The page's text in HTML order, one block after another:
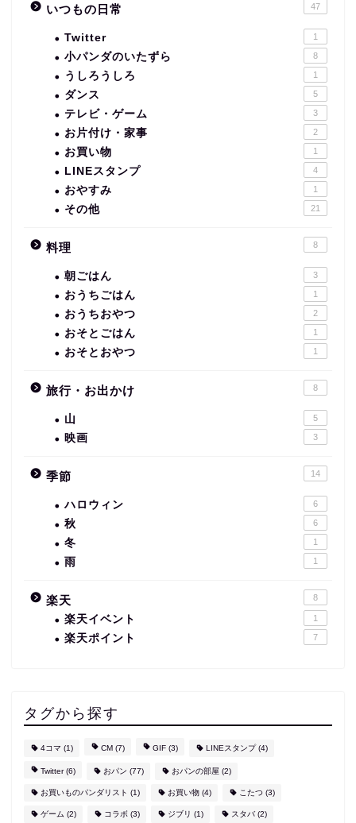
いつもの日常 47
Twitter 1
小パンダのいたずら 8
うしろうしろ 1
ダンス 5
テレビ・ゲーム 3
お片付け・家事 2
お買い物 1
LINEスタンプ 4
おやすみ 1
その他 21
料理 8
朝ごはん 3
おうちごはん 1
おうちおやつ 2
おそとごはん 1
おそとおやつ 1
旅行・お出かけ 8
山 5
映画 3
季節 14
ハロウィン 6
秋 6
冬 1
雨 1
楽天 8
楽天イベント 1
楽天ポイント 7
タグから探す
4コマ (1) CM (7) GIF (3) LINEスタンプ(4)
Twitter(6) おパン (77) おパンの部屋 (2)
お買いものパンダリスト (1) お買い物 (4) こたつ (3)
ゲーム (2) コラボ (3) ジブリ (1) スタバ (2)